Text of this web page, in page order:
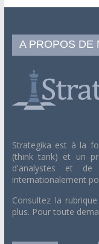
A PROPOS DE
Strategika est à la
(think tank) et un
d'analystes et de
internationalement
Consultez la rubrique
plus. Pour toute